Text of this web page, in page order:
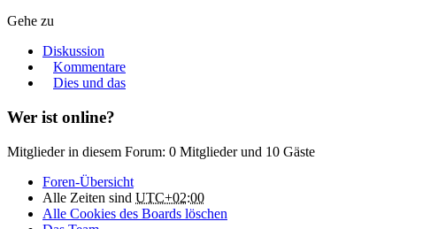
Gehe zu
Diskussion
Kommentare
Dies und das
Wer ist online?
Mitglieder in diesem Forum: 0 Mitglieder und 10 Gäste
Foren-Übersicht
Alle Zeiten sind UTC+02:00
Alle Cookies des Boards löschen